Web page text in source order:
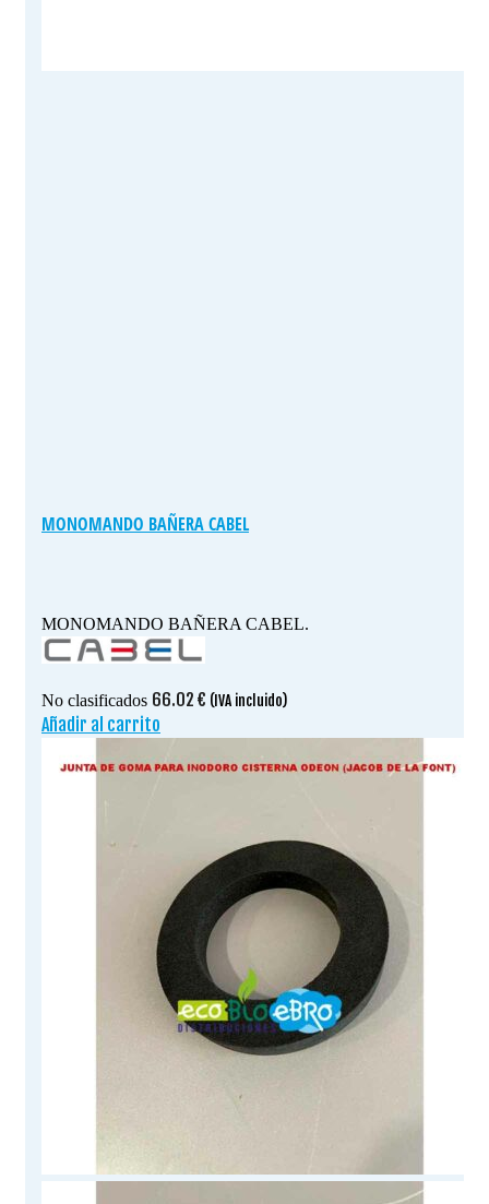
MONOMANDO BAÑERA CABEL
MONOMANDO BAÑERA CABEL.
No clasificados 66.02 € (IVA incluido)
Añadir al carrito